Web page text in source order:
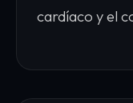
cardíaco y el